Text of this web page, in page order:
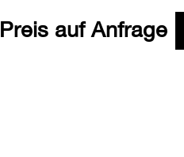
Preis auf Anfrage